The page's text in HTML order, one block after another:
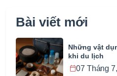
Bài viết mới
Những vật
khi du lịch
07 Tháng